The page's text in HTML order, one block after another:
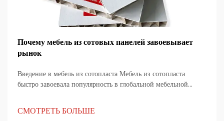
Почему мебель из сотовых панелей завоевывает
рынок
Введение в мебель из сотопласта Мебель из сотопласта
быстро завоевала популярность в глобальной мебельной
алюминия или комп...
СМОТРЕТЬ БОЛЬШЕ